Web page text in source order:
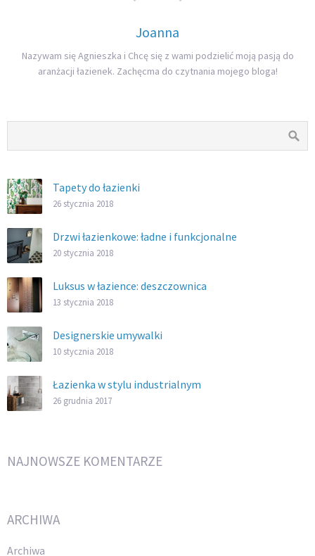
Joanna
Nazywam się Agnieszka i Chcę się z wami podzielić moją pasją do
aranżacji łazienek. Zachęcma do czytnania mojego bloga!
Tapety do łazienki
26 stycznia 2018
Drzwi łazienkowe: ładne i funkcjonalne
20 stycznia 2018
Luksus w łazience: deszczownica
13 stycznia 2018
Designerskie umywalki
10 stycznia 2018
Łazienka w stylu industrialnym
26 grudnia 2017
NAJNOWSZE KOMENTARZE
ARCHIWA
Archiwa